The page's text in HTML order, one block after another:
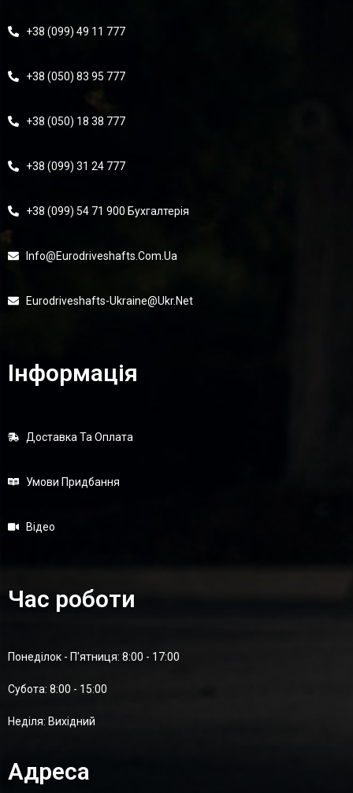
+38 (099) 49 11 777
+38 (050) 83 95 777
+38 (050) 18 38 777
+38 (099) 31 24 777
+38 (099) 54 71 900 Бухгалтерія
Info@eurodriveshafts.com.ua
Eurodriveshafts-Ukraine@ukr.net
Інформація
Доставка Та Оплата
Умови Придбання
Відео
Час роботи
Понеділок - П'ятниця: 8:00 - 17:00
Суботa: 8:00 - 15:00
Неділя: Вихідний
Адреса